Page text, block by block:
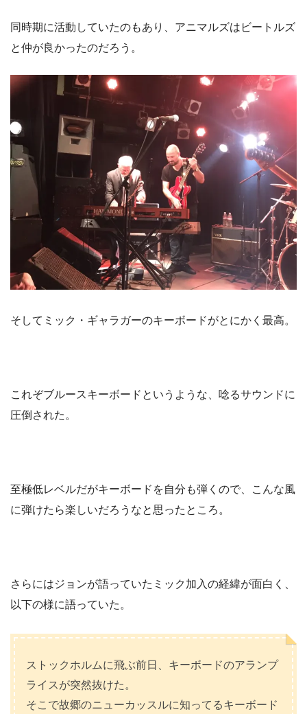
同時期に活動していたのもあり、アニマルズはビートルズ
と仲が良かったのだろう。
そしてミック・ギャラガーのキーボードがとにかく最高。
これぞブルースキーボードというような、唸るサウンドに
圧倒された。
至極低レベルだがキーボードを自分も弾くので、こんな風
に弾けたら楽しいだろうなと思ったところ。
さらにはジョンが語っていたミック加入の経緯が面白く、
以下の様に語っていた。
ストックホルムに飛ぶ前日、キーボードのアランプ
ライスが突然抜けた。
そこで故郷のニューカッスルに知ってるキーボード